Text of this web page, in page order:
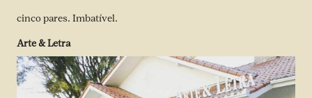
cinco pares. Imbatível.
Arte & Letra